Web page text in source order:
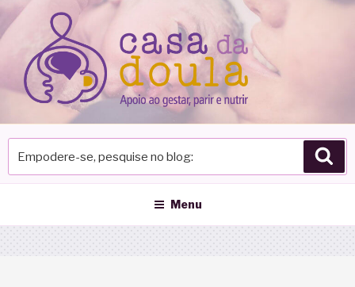
Pular
para
conteúdo
pesquise
blog
Menu